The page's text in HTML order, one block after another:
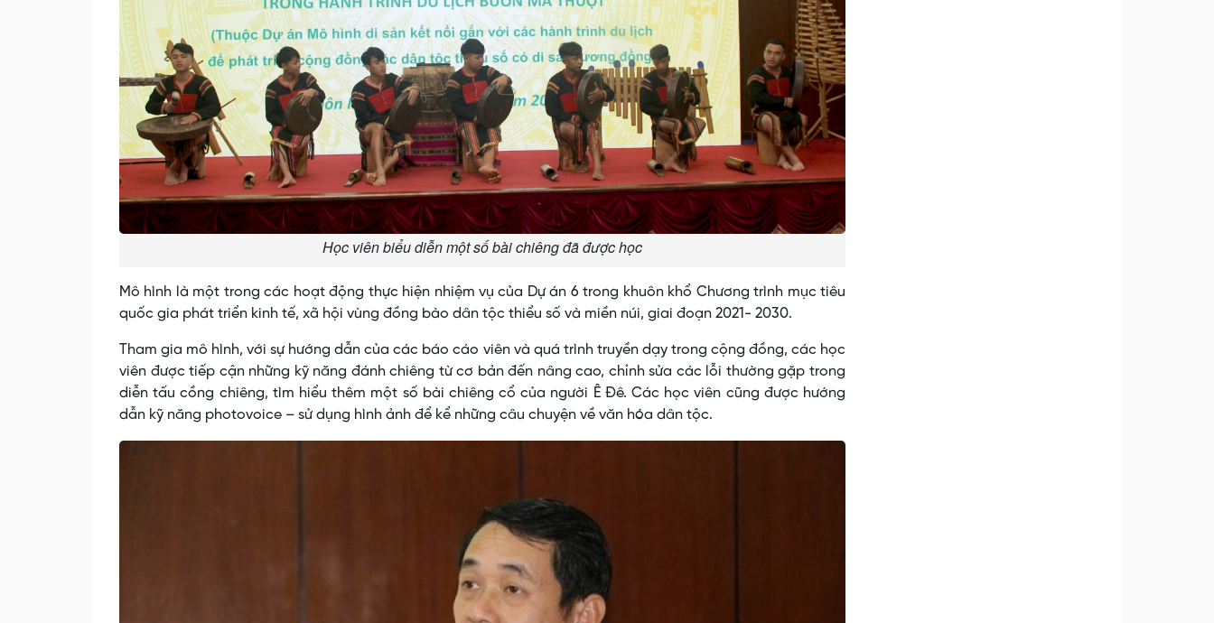
Học viên biểu diễn một số bài chiêng đã được học
Mô hình là một trong các hoạt động thực hiện nhiệm vụ của Dự án 6 trong khuôn khổ Chương trình mục tiêu
quốc gia phát triển kinh tế, xã hội vùng đồng bào dân tộc thiểu số và miền núi, giai đoạn 2021- 2030.
Tham gia mô hình, với sự hướng dẫn của các báo cáo viên và quá trình truyền dạy trong cộng đồng, các học
viên được tiếp cận những kỹ năng đánh chiêng từ cơ bản đến nâng cao, chỉnh sửa các lỗi thường gặp trong
diễn tấu cồng chiêng, tìm hiểu thêm một số bài chiêng cổ của người Ê Đê. Các học viên cũng được hướng
dẫn kỹ năng photovoice – sử dụng hình ảnh để kể những câu chuyện về văn hóa dân tộc.